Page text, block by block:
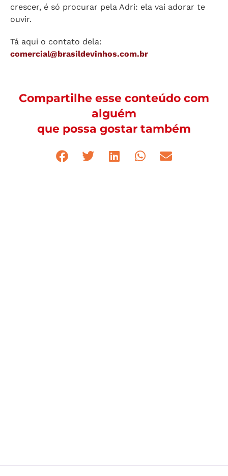
E a Adri, como nós, ama vinho brasileiro.
do Brasil de Vinhos comercialmente, nos ajudando a
crescer, é só procurar pela Adri: ela vai adorar te
Tá aqui o contato dela:
comercial@brasildevinhos.com.br
Compartilhe esse conteúdo com
alguém